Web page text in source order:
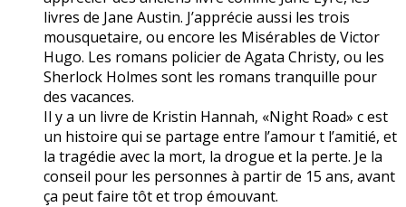
livres de Jane Austin. J’apprécie aussi les trois
mousquetaire, ou encore les Misérables de Victor
Hugo. Les romans policier de Agata Christy, ou les
Sherlock Holmes sont les romans tranquille pour
des vacances.
Il y a un livre de Kristin Hannah, «Night Road» c est
un histoire qui se partage entre l’amour t l’amitié, et
la tragédie avec la mort, la drogue et la perte. Je la
conseil pour les personnes à partir de 15 ans, avant
ça peut faire tôt et trop émouvant.